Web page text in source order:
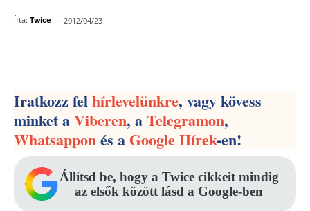
Írta: Twice - 2012/04/23
Iratkozz felhírlevelünkre, vagy kövess
minket aViberen, aTelegramon,
Whatsapponés aGoogle Hírek-en!
Állítsd be, hogy a Twice cikkeit mindig
az elsők között lásd a Google-ben